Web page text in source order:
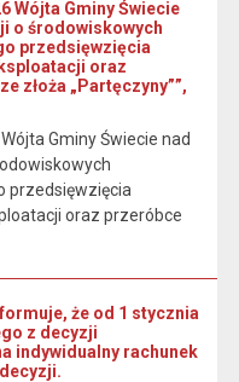
Wójta Gminy Świecie
o środowiskowych
przedsięwzięcia
oraz
złoża „Partęczyny””,
Gminy Świecie nad
przedsięwzięcia
oraz przeróbce
że od 1 stycznia
z decyzji
indywidualny rachunek